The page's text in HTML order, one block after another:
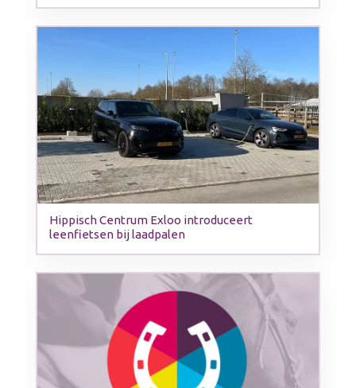
Hippisch Centrum Exloo introduceert
leenfietsen bij laadpalen